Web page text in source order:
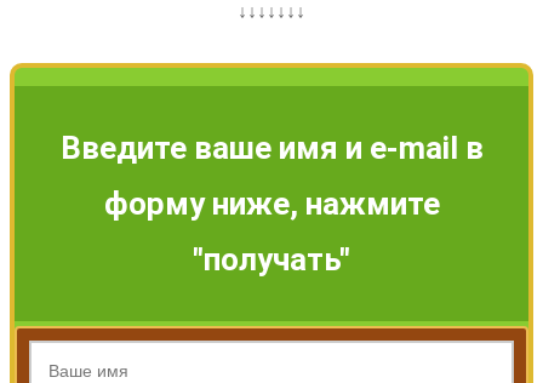
↓↓↓↓↓↓↓
Введите ваше имя и e-mail в
форму ниже, нажмите
"получать"